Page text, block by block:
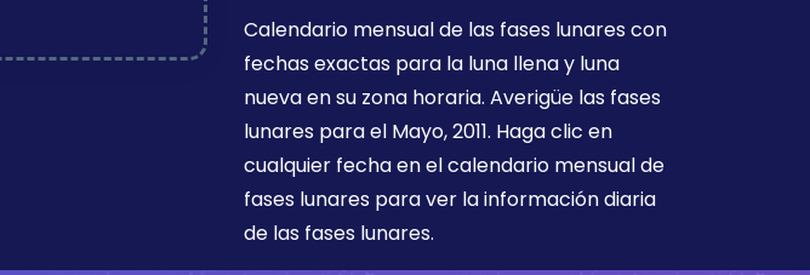
Calendario mensual de las fases lunares con
fechas exactas para la luna llena y luna
nueva en su zona horaria. Averigüe las fases
lunares para el Mayo, 2011. Haga clic en
cualquier fecha en el calendario mensual de
fases lunares para ver la información diaria
de las fases lunares.